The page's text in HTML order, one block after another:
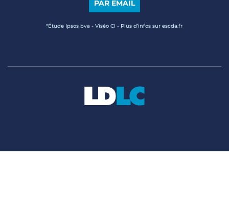
PAR EMAIL
*Étude Ipsos bva - Viséo CI - Plus d’infos sur escda.fr